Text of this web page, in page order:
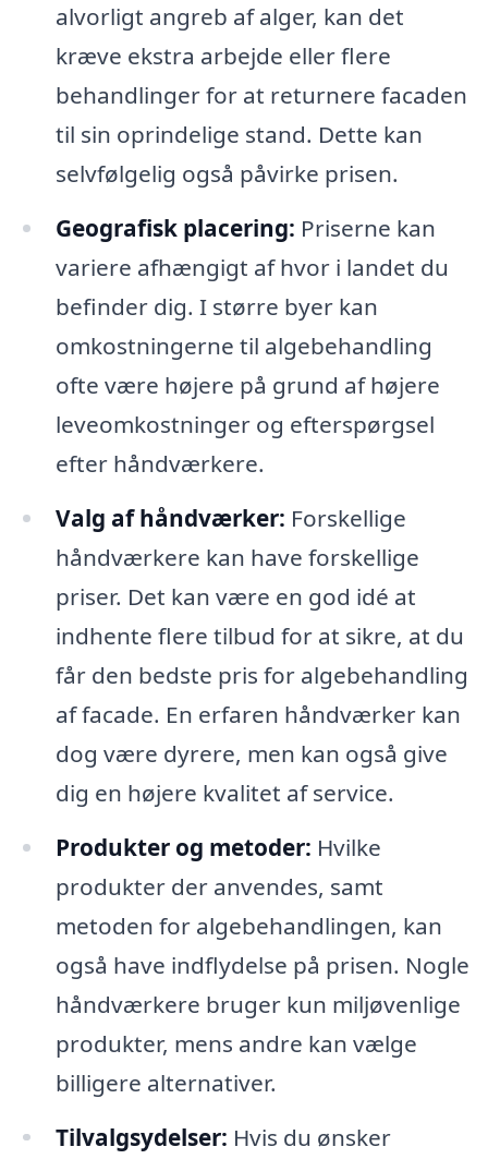
alvorligt angreb af alger, kan det
kræve ekstra arbejde eller flere
behandlinger for at returnere facaden
til sin oprindelige stand. Dette kan
selvfølgelig også påvirke prisen.
Geografisk placering: Priserne kan
variere afhængigt af hvor i landet du
befinder dig. I større byer kan
omkostningerne til algebehandling
ofte være højere på grund af højere
leveomkostninger og efterspørgsel
efter håndværkere.
Valg af håndværker: Forskellige
håndværkere kan have forskellige
priser. Det kan være en god idé at
indhente flere tilbud for at sikre, at du
får den bedste pris for algebehandling
af facade. En erfaren håndværker kan
dog være dyrere, men kan også give
dig en højere kvalitet af service.
Produkter og metoder: Hvilke
produkter der anvendes, samt
metoden for algebehandlingen, kan
også have indflydelse på prisen. Nogle
håndværkere bruger kun miljøvenlige
produkter, mens andre kan vælge
billigere alternativer.
Tilvalgsydelser: Hvis du ønsker